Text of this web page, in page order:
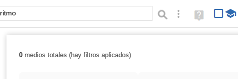
Palabra o frase: Búsqueda avanzada
Ayuda
(en
Resultados de: ritmo
0medios totales (hay filtros aplicados)